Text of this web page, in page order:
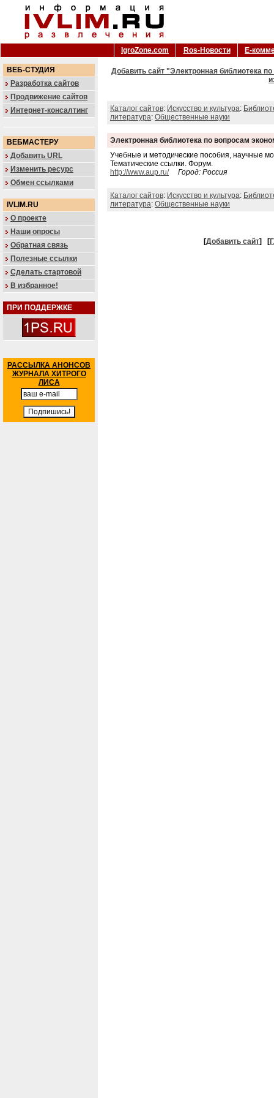
IgroZone.com Ros-Новости Е-
ВЕБ-СТУДИЯ
Разработка сайтов
Продвижение сайтов
Интернет-консалтинг
ВЕБМАСТЕРУ
Добавить URL
Изменить ресурс
Обмен ссылками
IVLIM.RU
О проекте
Наши опросы
Обратная связь
Полезные ссылки
Сделать стартовой
В избранное!
ПРИ ПОДДЕРЖКЕ
РАССЫЛКА АНОНСОВ
ЖУРНАЛА ХИТРОГО
ЛИСА
Добавить сайт "Электронная библиотека
Каталог сайтов: Искусство и культура:
литература: Общественные науки
Электронная библиотека по вопросам
Учебные и методические пособия, научные
Тематические ссылки. Форум.
http://www.aup.ru/
Город: Россия
Каталог сайтов: Искусство и культура:
литература: Общественные науки
[Добавить сайт] [